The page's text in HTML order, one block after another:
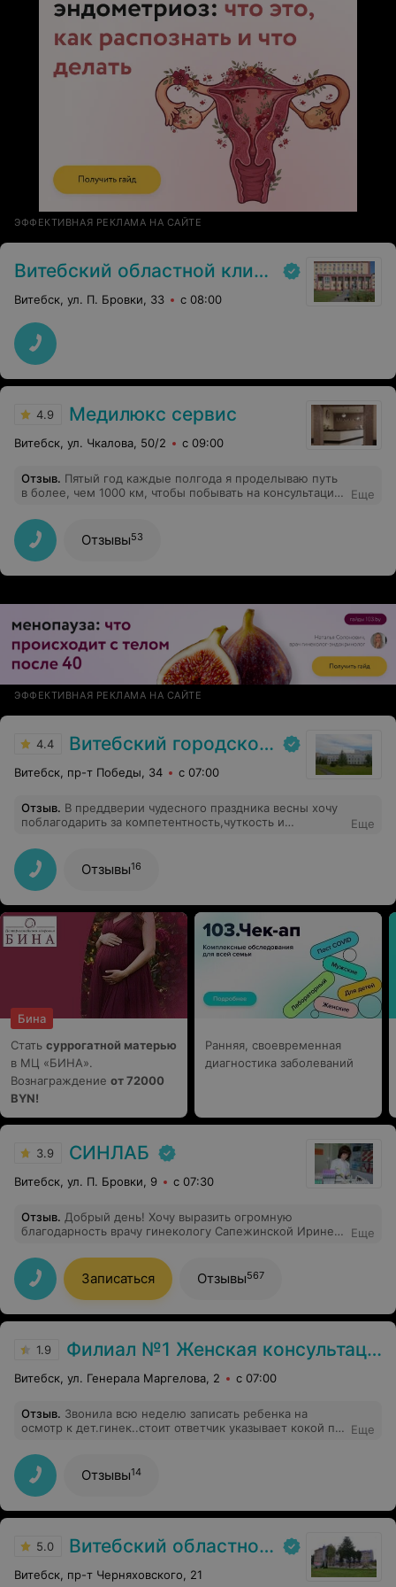
ЭФФЕКТИВНАЯ РЕКЛАМА НА САЙТЕ
Витебский областной клинический онкологический диспансер
Витебск, ул. П. Бровки, 33 с 08:00
4.9 Медилюкс сервис
Витебск, ул. Чкалова, 50/2 с 09:00
Отзыв. Пятый год каждые полгода я проделываю путь
в более, чем 1000 км, чтобы побывать на консультации
бы, вокруг много, но Ирина Александровна абсолютно
уникальна. Здесь уже есть один мой отзыв,
написанный в 2021. Эффективность лечения
подтверждается на каждом приеме. Мое мнение
таково - в Витебске у Ирины Александровны
признак качества. В данном случае постоянство мое
как пациента может служить признаком того,
насколько хорош доктор. Огромная признательность,
благодарность.
Еще
Отзывы53
ЭФФЕКТИВНАЯ РЕКЛАМА НА САЙТЕ
4.4 Витебский городской клинический роддом № 2
Витебск, пр-т Победы, 34 с 07:00
Отзыв. В преддверии чудесного праздника весны хочу
поблагодарить за компетентность,чуткость и
гинекологического отделения,во главе с Т.Н.с 8Марта!
Пусть ваши сердца всегда будут наполнены любовью и
нежностью,а в душе царит гармония и вдохновение!
Еще
Отзывы16
Бина
Стать суррогатной матерью
в МЦ «БИНА».
Вознаграждение от 72000
BYN!
Ранняя, своевременная
диагностика заболеваний
3.9 СИНЛАБ
Витебск, ул. П. Бровки, 9 с 07:30
Отзыв. Добрый день! Хочу выразить огромную
благодарность врачу гинекологу Сапежинской Ирине
высококвалифицированный специалист, профессионал
своего дела, очень внимательна. Спасибо за Вашу
внимательность, чуткость и профессионализм.
Здоровья вам.
Еще
Записаться Отзывы567
1.9 Филиал №1 Женская консультация №1 УЗ «Витебский областной клинический родильный дом»
Витебск, ул. Генерала Маргелова, 2 с 07:00
Отзыв. Звонила всю неделю записать ребенка на
осмотр к дет.гинек..стоит ответчик указывает кокой по
ответил,звонила на два номера регистр..,не
дозвониться.В итоге по ехали в консуль..приема нет,
без талонов брать вообще не хотят.
Еще
Отзывы14
5.0 Витебский областной клинический родильный дом
Витебск, пр-т Черняховского, 21